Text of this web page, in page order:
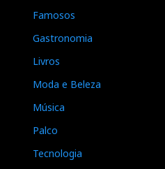
Famosos
Gastronomia
Livros
Moda e Beleza
Música
Palco
Tecnologia